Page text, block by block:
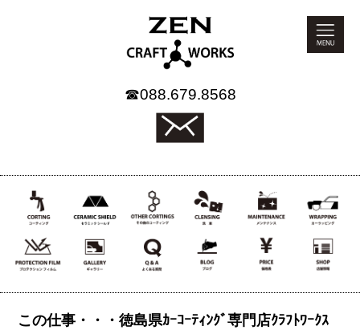
☎088.679.8568
この仕事・・・徳島県ｶｰｺｰﾃｨﾝｸﾞ専門店ｸﾗﾌﾄﾜｰｸｽ